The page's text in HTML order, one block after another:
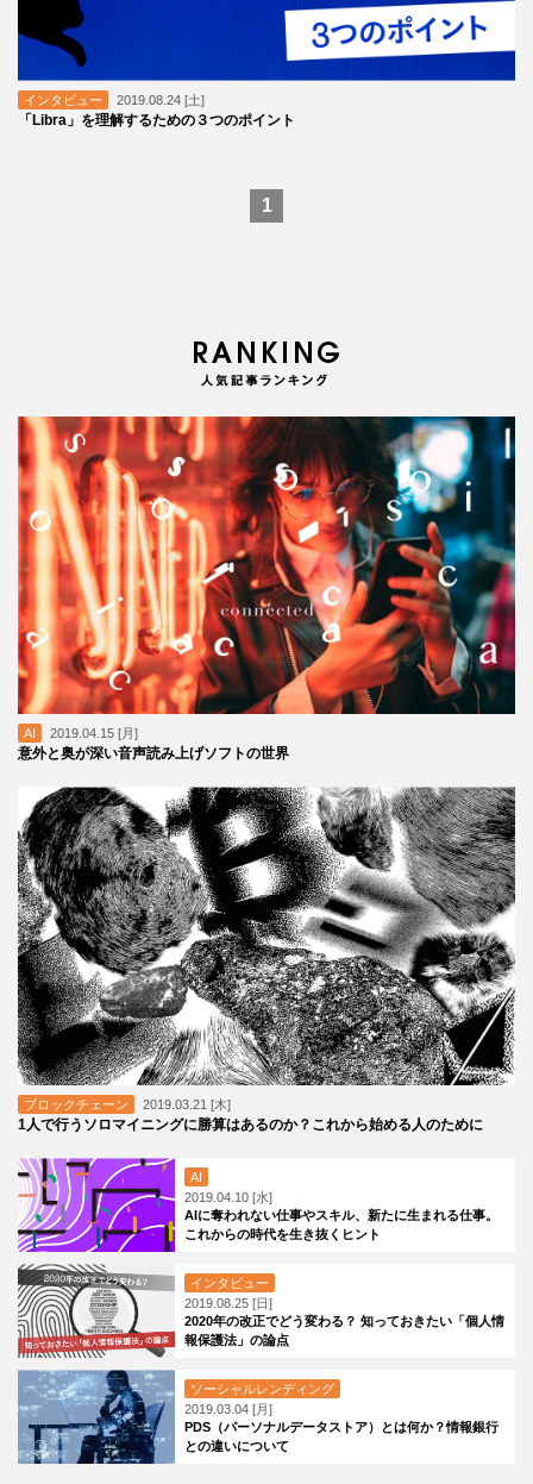
インタビュー 2019.08.24 [土]
「Libra」を理解するための３つのポイント
1
AI 2019.04.15 [月]
意外と奥が深い音声読み上げソフトの世界
ブロックチェーン 2019.03.21 [木]
1人で行うソロマイニングに勝算はあるのか？これから始める人のために
AI
2019.04.10 [水]
AIに奪われない仕事やスキル、新たに生まれる仕事。
これからの時代を生き抜くヒント
インタビュー
2019.08.25 [日]
2020年の改正でどう変わる？ 知っておきたい「個人情
報保護法」の論点
ソーシャルレンディング
2019.03.04 [月]
PDS（パーソナルデータストア）とは何か？情報銀行
との違いについて